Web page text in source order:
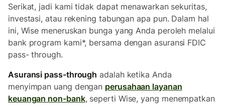
Serikat, jadi kami tidak dapat menawarkan sekuritas,
investasi, atau rekening tabungan apa pun. Dalam hal
ini, Wise meneruskan bunga yang Anda peroleh melalui
bank program kami*, bersama dengan asuransi FDIC
pass- through.
Asuransi pass-through adalah ketika Anda
menyimpan uang dengan perusahaan layanan
keuangan non-bank, seperti Wise, yang menempatkan